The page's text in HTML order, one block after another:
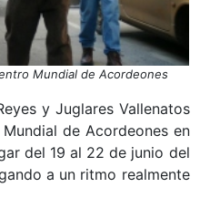
Mundial de Acordeones
y Juglares Vallenatos
de Acordeones en
del 19 al 22 de junio del
a un ritmo realmente